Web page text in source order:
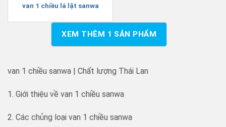
van 1 chiều lá lật sanwa
XEM THÊM 1 SẢN PHẨM
van 1 chiều sanwa | Chất lượng Thái Lan
1. Giới thiệu về van 1 chiều sanwa
2. Các chủng loại van 1 chiều sanwa